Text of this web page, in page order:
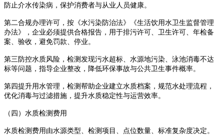
防止介水传染病，保护消费者与从业人员健康。
第二合规办理许可，按《水污染防治法》《生活饮用水卫生监督管理
办法》，企业必须提供合格报告，用于排污许可、卫生许可、年检备
案、验收，避免罚款、停业。
第三防控水质风险，检测发现污水超标、水源地污染、泳池消毒不达
标等问题，指导企业整改，降低环保事故与公共卫生事件概率。
第四提升用水管理，检测帮助企业建立水质档案，规范水处理流程，
优化消毒与过滤措施，提升水质稳定性与运营效率。
（四）水质检测费用
水质检测费用由水源类型、检测项目、点位数量、标准复杂度决定。